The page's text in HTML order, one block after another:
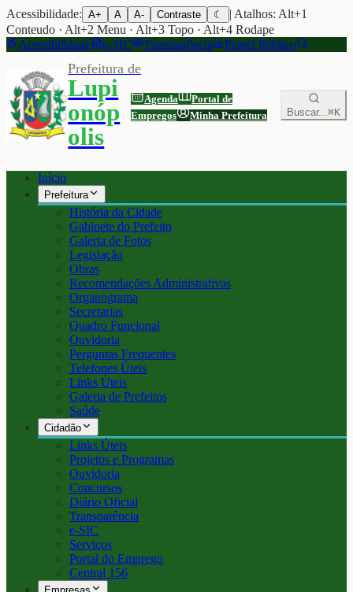
Acessibilidade: A+ A A- Contraste ☾
| Atalhos: Alt+1
Conteudo · Alt+2 Menu · Alt+3 Topo · Alt+4 Rodape
Acessibilidade
e-SIC Transparência Painel Público
Prefeitura de
Lupi
onóp
olis
Agenda
Portal de
Empregos
Minha Prefeitura Buscar...⌘K
Início
Prefeitura
História da Cidade
Gabinete do Prefeito
Galeria de Fotos
Legislação
Obras
Recomendações Administrativas
Organograma
Secretarias
Quadro Funcional
Ouvidoria
Perguntas Frequentes
Telefones Úteis
Links Úteis
Galeria de Prefeitos
Saúde
Cidadão
Links Úteis
Projetos e Programas
Ouvidoria
Concursos
Diário Oficial
Transparência
e-SIC
Serviços
Portal do Emprego
Central 156